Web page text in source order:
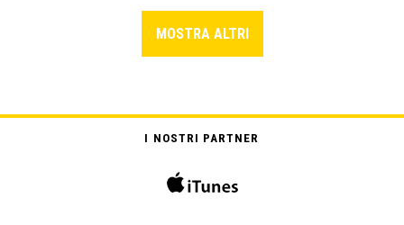
MOSTRA ALTRI
I NOSTRI PARTNER